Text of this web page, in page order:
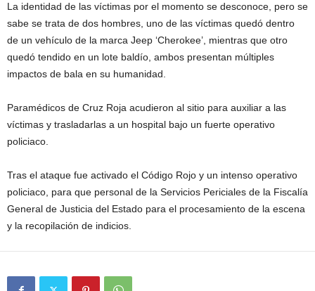
La identidad de las víctimas por el momento se desconoce, pero se
sabe se trata de dos hombres, uno de las víctimas quedó dentro
de un vehículo de la marca Jeep ‘Cherokee’, mientras que otro
quedó tendido en un lote baldío, ambos presentan múltiples
impactos de bala en su humanidad.
Paramédicos de Cruz Roja acudieron al sitio para auxiliar a las
víctimas y trasladarlas a un hospital bajo un fuerte operativo
policiaco.
Tras el ataque fue activado el Código Rojo y un intenso operativo
policiaco, para que personal de la Servicios Periciales de la Fiscalía
General de Justicia del Estado para el procesamiento de la escena
y la recopilación de indicios.